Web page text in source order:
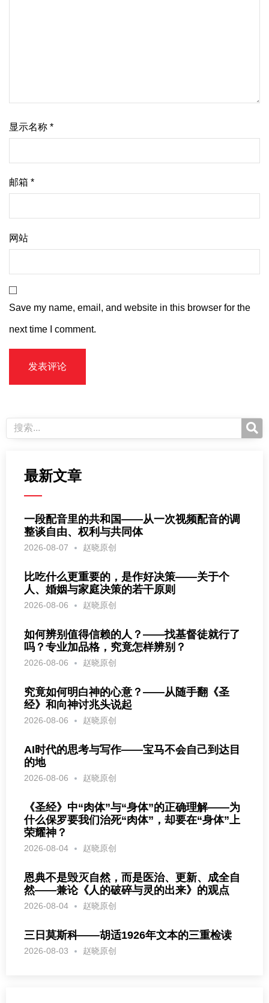
显示名称 *
邮箱 *
网站
Save my name, email, and website in this browser for the
next time I comment.
最新文章
一段配音里的共和国——从一次视频配音的调
整谈自由、权利与共同体
2026-08-07 赵晓原创
比吃什么更重要的，是作好决策——关于个
人、婚姻与家庭决策的若干原则
2026-08-06 赵晓原创
如何辨别值得信赖的人？——找基督徒就行了
吗？专业加品格，究竟怎样辨别？
2026-08-06 赵晓原创
究竟如何明白神的心意？——从随手翻《圣
经》和向神讨兆头说起
2026-08-06 赵晓原创
AI时代的思考与写作——宝马不会自己到达目
的地
2026-08-06 赵晓原创
《圣经》中“肉体”与“身体”的正确理解——为
什么保罗要我们治死“肉体”，却要在“身体”上
荣耀神？
2026-08-04 赵晓原创
恩典不是毁灭自然，而是医治、更新、成全自
然——兼论《人的破碎与灵的出来》的观点
2026-08-04 赵晓原创
三日莫斯科——胡适1926年文本的三重检读
2026-08-03 赵晓原创